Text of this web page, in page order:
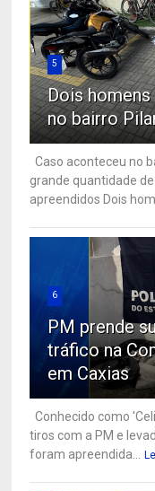
5
Dois
no bairro
Caso aconteceu no
grande quantidade
apreendidos Dois
6
PM prende
tráfico na
em Caxias
Conhecido como
tiros com a PM e
foram apreendida...